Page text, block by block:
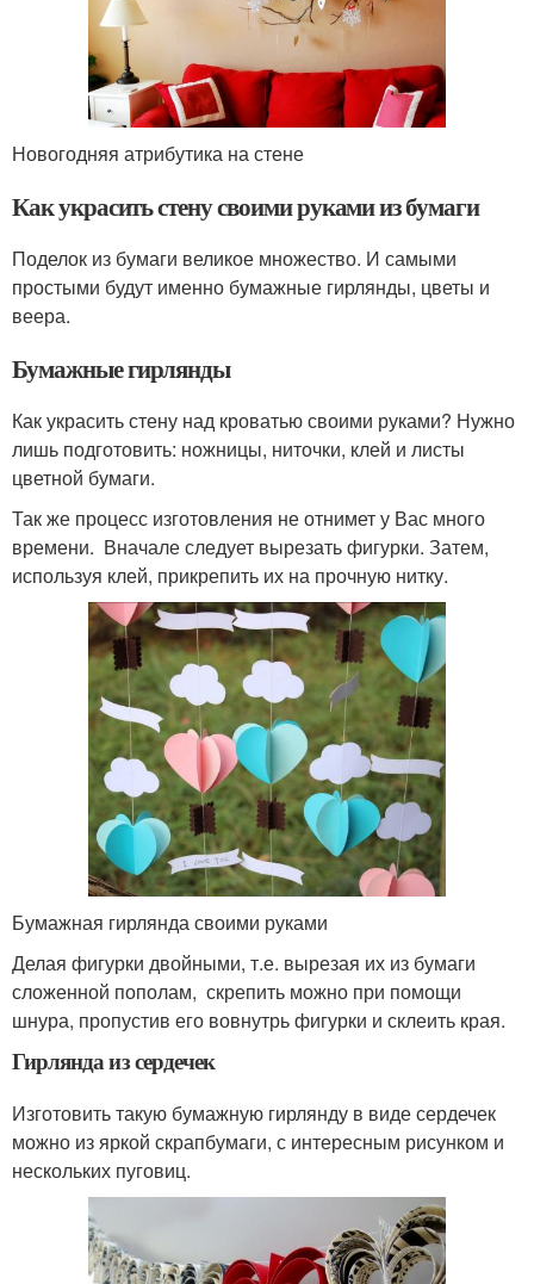
Новогодняя атрибутика на стене
Как украсить стену своими руками из бумаги
Поделок из бумаги великое множество. И самыми
простыми будут именно бумажные гирлянды, цветы и
веера.
Бумажные гирлянды
Как украсить стену над кроватью своими руками? Нужно
лишь подготовить: ножницы, ниточки, клей и листы
цветной бумаги.
Так же процесс изготовления не отнимет у Вас много
времени. Вначале следует вырезать фигурки. Затем,
используя клей, прикрепить их на прочную нитку.
Бумажная гирлянда своими руками
Делая фигурки двойными, т.е. вырезая их из бумаги
сложенной пополам, скрепить можно при помощи
шнура, пропустив его вовнутрь фигурки и склеить края.
Гирлянда из сердечек
Изготовить такую бумажную гирлянду в виде сердечек
можно из яркой скрапбумаги, с интересным рисунком и
нескольких пуговиц.